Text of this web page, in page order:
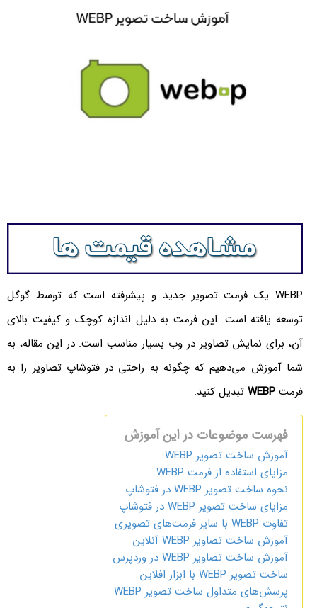
WEBP یک فرمت تصویر جدید و پیشرفته است که توسط گوگل
توسعه یافته است. این فرمت به دلیل اندازه کوچک و کیفیت بالای
آن، برای نمایش تصاویر در وب بسیار مناسب است. در این مقاله، به
شما آموزش می‌دهیم که چگونه به راحتی در فتوشاپ تصاویر را به
فرمتWEBPتبدیل کنید.
فهرست موضوعات در این آموزش
آموزش ساخت تصویر WEBP
مزایای استفاده از فرمت WEBP
نحوه ساخت تصویر WEBP در فتوشاپ
مزایای ساخت تصویر WEBP در فتوشاپ
تفاوت WEBP با سایر فرمت‌های تصویری
آموزش ساخت تصاویر WEBP آنلاین
آموزش ساخت تصاویر WEBP در وردپرس
ساخت تصویر WEBP با ابزار افلاین
پرسش‌های متداول ساخت تصویر WEBP